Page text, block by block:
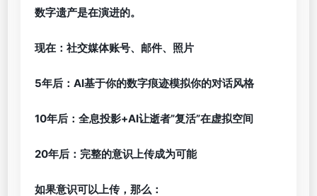
数字遗产是在演进的。
现在：社交媒体账号、邮件、照片
5年后：AI基于你的数字痕迹模拟你的对话风格
10年后：全息投影+AI让逝者”复活”在虚拟空间
20年后：完整的意识上传成为可能
如果意识可以上传，那么：